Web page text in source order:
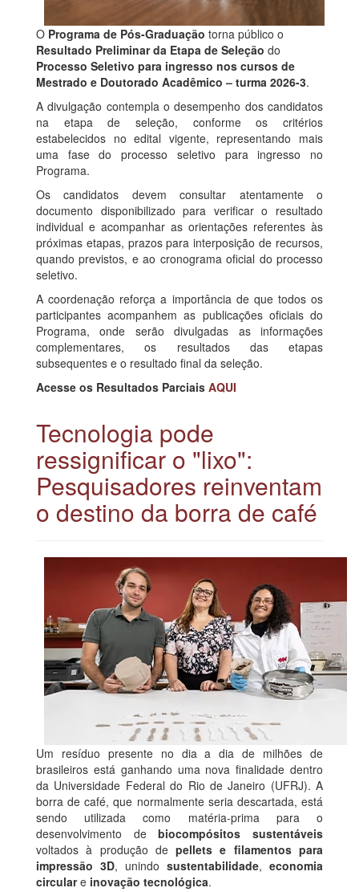
O Programa de Pós-Graduação torna público o
Resultado Preliminar da Etapa de Seleção do
Processo Seletivo para ingresso nos cursos de
Mestrado e Doutorado Acadêmico – turma 2026-3.
A divulgação contempla o desempenho dos candidatos
na etapa de seleção, conforme os critérios
estabelecidos no edital vigente, representando mais
uma fase do processo seletivo para ingresso no
Programa.
Os candidatos devem consultar atentamente o
documento disponibilizado para verificar o resultado
individual e acompanhar as orientações referentes às
próximas etapas, prazos para interposição de recursos,
quando previstos, e ao cronograma oficial do processo
seletivo.
A coordenação reforça a importância de que todos os
participantes acompanhem as publicações oficiais do
Programa, onde serão divulgadas as informações
complementares, os resultados das etapas
subsequentes e o resultado final da seleção.
Acesse os Resultados Parciais AQUI
Tecnologia pode
ressignificar o "lixo":
Pesquisadores reinventam
o destino da borra de café
Um resíduo presente no dia a dia de milhões de
brasileiros está ganhando uma nova finalidade dentro
da Universidade Federal do Rio de Janeiro (UFRJ). A
borra de café, que normalmente seria descartada, está
sendo utilizada como matéria-prima para o
desenvolvimento debiocompósitos sustentáveis
voltados à produção depellets e filamentos para
impressão 3D, unindo sustentabilidade, economia
circulare inovação tecnológica.